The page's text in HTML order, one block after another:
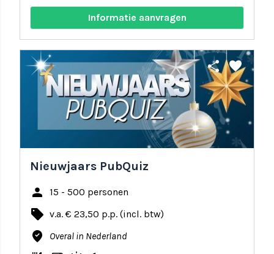
Informatie aanvragen
share favorite
Nieuwjaars PubQuiz
person 15 - 500 personen
local_offer v.a. € 23,50 p.p. (incl. btw)
where_to_vote Overal in Nederland